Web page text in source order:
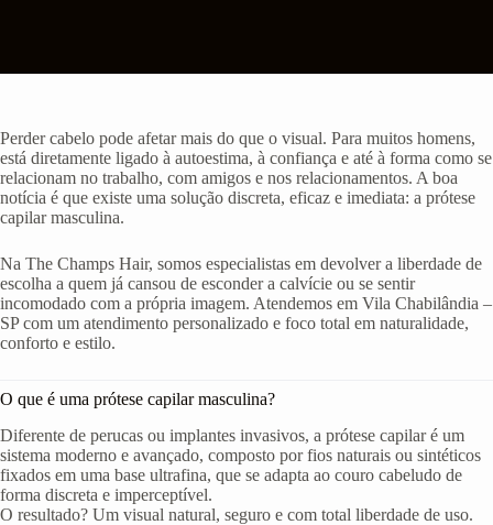
Perder cabelo pode afetar mais do que o visual. Para muitos homens,
está diretamente ligado à autoestima, à confiança e até à forma como se
relacionam no trabalho, com amigos e nos relacionamentos. A boa
notícia é que existe uma solução discreta, eficaz e imediata: a prótese
capilar masculina.
Na The Champs Hair, somos especialistas em devolver a liberdade de
escolha a quem já cansou de esconder a calvície ou se sentir
incomodado com a própria imagem. Atendemos em Vila Chabilândia –
SP com um atendimento personalizado e foco total em naturalidade,
conforto e estilo.
O que é uma prótese capilar masculina?
Diferente de perucas ou implantes invasivos, a prótese capilar é um
sistema moderno e avançado, composto por fios naturais ou sintéticos
fixados em uma base ultrafina, que se adapta ao couro cabeludo de
forma discreta e imperceptível.
O resultado? Um visual natural, seguro e com total liberdade de uso.